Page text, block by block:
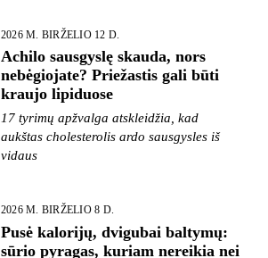
2026 M. BIRŽELIO 12 D.
Achilo sausgyslę skauda, nors
nebėgiojate? Priežastis gali būti
kraujo lipiduose
17 tyrimų apžvalga atskleidžia, kad
aukštas cholesterolis ardo sausgysles iš
vidaus
2026 M. BIRŽELIO 8 D.
Pusė kalorijų, dvigubai baltymų:
sūrio pyragas, kuriam nereikia nei